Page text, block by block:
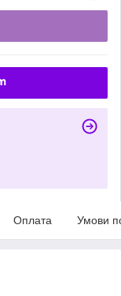
Оплата Умови